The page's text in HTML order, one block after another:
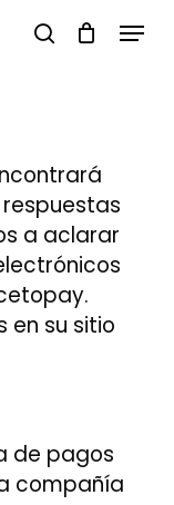
search
Menu
a aclarar
en su sitio
de pagos
compañía